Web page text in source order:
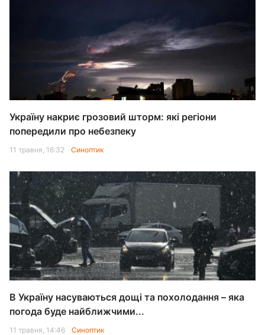
Україну накриє грозовий шторм: які регіони
попередили про небезпеку
11 травня, 16:32 Синоптик
В Україну насуваються дощі та похолодання – яка
погода буде найближчими...
11 травня, 14:46 Синоптик